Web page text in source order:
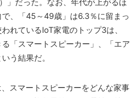
」だった。なお、年代が上がるほ
、「45～49歳」は6.3％に留まっ
れているIoT家電のトップ3は、
「スマートスピーカー」、「エア
う結果だ。
スマートスピーカーをどんな家事